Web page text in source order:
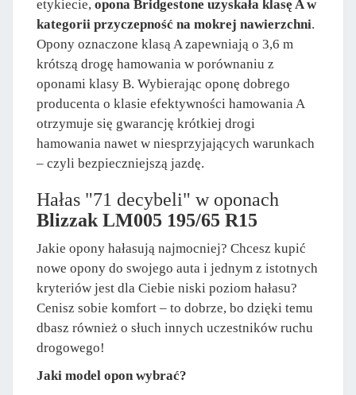
etykiecie, opona Bridgestone uzyskała klasę A w
kategorii przyczepność na mokrej nawierzchni.
Opony oznaczone klasą A zapewniają o 3,6 m
krótszą drogę hamowania w porównaniu z
oponami klasy B. Wybierając oponę dobrego
producenta o klasie efektywności hamowania A
otrzymuje się gwarancję krótkiej drogi
hamowania nawet w niesprzyjających warunkach
– czyli bezpieczniejszą jazdę.
Hałas "71 decybeli" w oponach
Blizzak LM005 195/65 R15
Jakie opony hałasują najmocniej? Chcesz kupić
nowe opony do swojego auta i jednym z istotnych
kryteriów jest dla Ciebie niski poziom hałasu?
Cenisz sobie komfort – to dobrze, bo dzięki temu
dbasz również o słuch innych uczestników ruchu
drogowego!
Jaki model opon wybrać?